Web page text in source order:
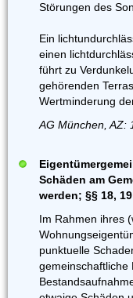
Störungen des
Ein
einen
führt zu
gehörenden
Wertminderung
AG München, AZ:
Schäden am
werden; §§ 18, 19
Im Rahmen ihres
punktuelle
gemeinschaftliche